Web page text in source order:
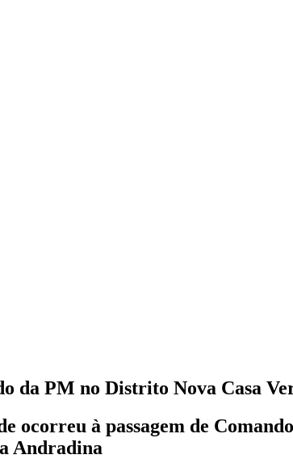
da PM no Distrito Nova Casa
ocorreu à passagem de
Andradina